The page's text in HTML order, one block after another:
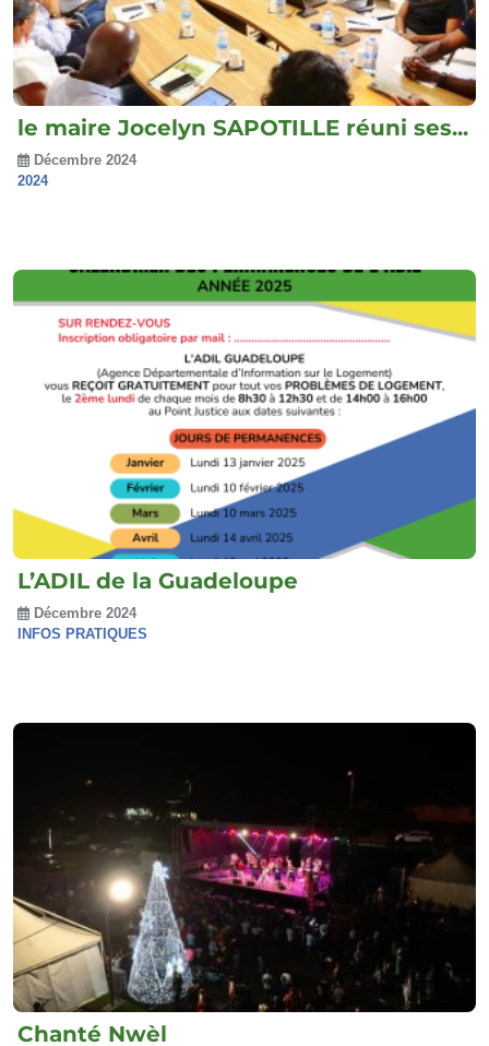
le maire Jocelyn SAPOTILLE réuni ses...
Décembre 2024
2024
L’ADIL de la Guadeloupe
Décembre 2024
INFOS PRATIQUES
Chanté Nwèl